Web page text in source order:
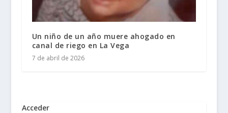
Un niño de un año muere ahogado en
canal de riego en La Vega
7 de abril de 2026
Acceder